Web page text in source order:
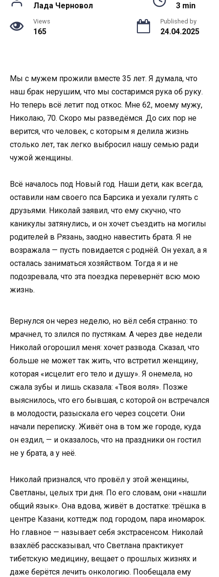
Лада Черновол 3 min
Views
165
Published by
24.04.2025
Мы с мужем прожили вместе 35 лет. Я думала, что
наш брак нерушим, что мы состаримся рука об руку.
Но теперь всё летит под откос. Мне 62, моему мужу,
Николаю, 70. Скоро мы разведёмся. До сих пор не
верится, что человек, с которым я делила жизнь
столько лет, так легко выбросил нашу семью ради
чужой женщины.
Всё началось под Новый год. Наши дети, как всегда,
оставили нам своего пса Барсика и уехали гулять с
друзьями. Николай заявил, что ему скучно, что
каникулы затянулись, и он хочет съездить на могилы
родителей в Рязань, заодно навестить брата. Я не
возражала — пусть повидается с роднёй. Он уехал, а я
осталась заниматься хозяйством. Тогда я и не
подозревала, что эта поездка перевернёт всю мою
жизнь.
Вернулся он через неделю, но вёл себя странно: то
мрачнел, то злился по пустякам. А через две недели
Николай огорошил меня: хочет развода. Сказал, что
больше не может так жить, что встретил женщину,
которая «исцелит его тело и душу». Я онемела, но
сжала зубы и лишь сказала: «Твоя воля». Позже
выяснилось, что его бывшая, с которой он встречался
в молодости, разыскала его через соцсети. Они
начали переписку. Живёт она в том же городе, куда
он ездил, — и оказалось, что на праздники он гостил
не у брата, а у неё.
Николай признался, что провёл у этой женщины,
Светланы, целых три дня. По его словам, они «нашли
общий язык». Она вдова, живёт в достатке: трёшка в
центре Казани, коттедж под городом, пара иномарок.
Но главное — называет себя экстрасенсом. Николай
взахлёб рассказывал, что Светлана практикует
тибетскую медицину, вещает о прошлых жизнях и
даже берётся лечить онкологию. Пообещала ему